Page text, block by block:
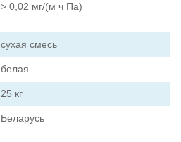
> 0,02 мг/(м ч Па)
сухая смесь
белая
25 кг
Беларусь